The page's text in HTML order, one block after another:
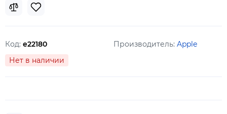
Код: e22180 Производитель: Apple
Нет в наличии